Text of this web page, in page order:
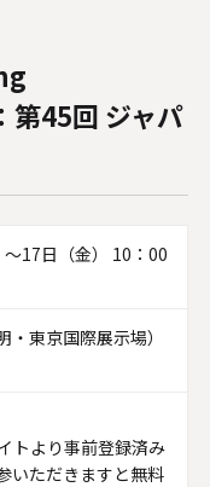
45回 ジャパ
17日（金） 10：00
東京国際展示場）
トより事前登録済み
いただきますと無料